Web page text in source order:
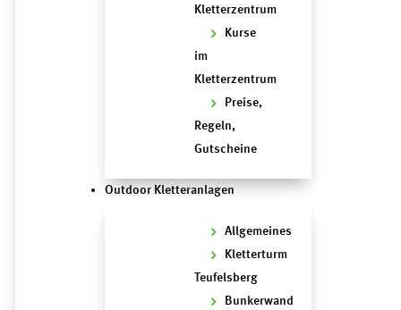
Kletterzentrum
Kurse
im
Kletterzentrum
Preise,
Regeln,
Gutscheine
Outdoor Kletteranlagen
Allgemeines
Kletterturm
Teufelsberg
Bunkerwand